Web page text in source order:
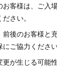
お客様は、ご入
さい。
前後のお客様と
ご協力ください
が生じる可能